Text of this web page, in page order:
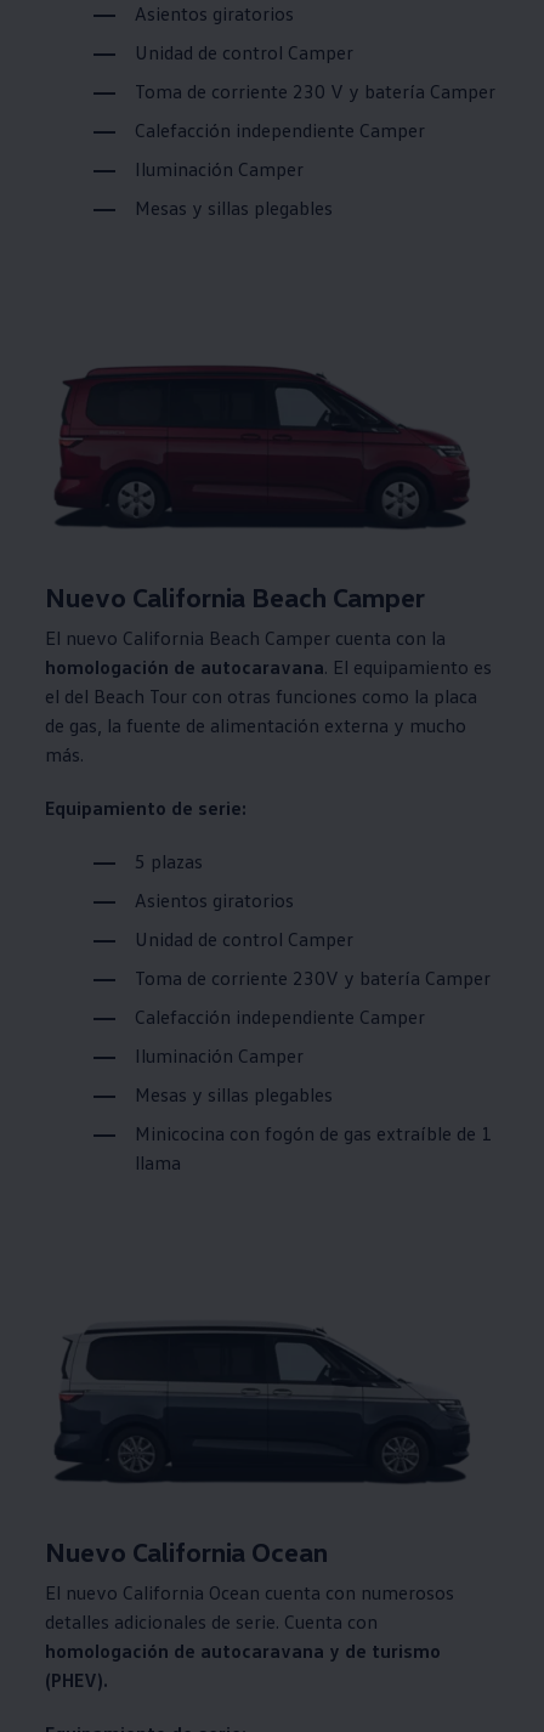
Asientos giratorios
Unidad de control Camper
Toma de corriente 230 V y batería Camper
Calefacción independiente Camper
Iluminación Camper
Mesas y sillas plegables
Nuevo California Beach Camper
El nuevo California Beach Camper cuenta con la
homologación de autocaravana. El equipamiento es
el del Beach Tour con otras funciones como la placa
de gas, la fuente de alimentación externa y mucho
más.
Equipamiento de serie:
5 plazas
Asientos giratorios
Unidad de control Camper
Toma de corriente 230V y batería Camper
Calefacción independiente Camper
Iluminación Camper
Mesas y sillas plegables
Minicocina con fogón de gas extraíble de 1
llama
Nuevo California Ocean
El nuevo California Ocean cuenta con numerosos
detalles adicionales de serie. Cuenta con
homologación de autocaravana y de turismo
(PHEV).